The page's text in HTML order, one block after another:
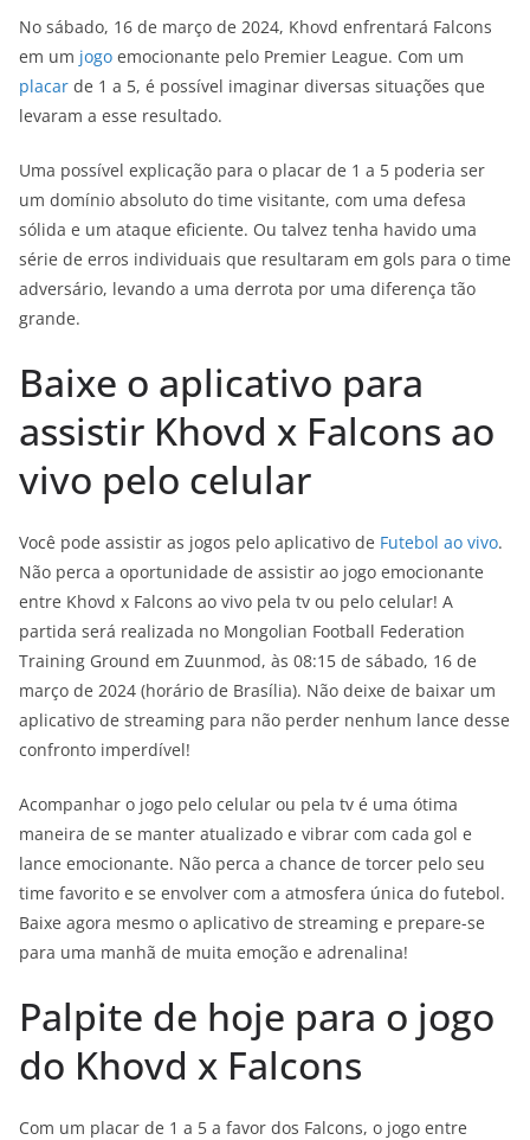
No sábado, 16 de março de 2024, Khovd enfrentará Falcons
em um jogo emocionante pelo Premier League. Com um
placar de 1 a 5, é possível imaginar diversas situações que
levaram a esse resultado.
Uma possível explicação para o placar de 1 a 5 poderia ser
um domínio absoluto do time visitante, com uma defesa
sólida e um ataque eficiente. Ou talvez tenha havido uma
série de erros individuais que resultaram em gols para o time
adversário, levando a uma derrota por uma diferença tão
grande.
Baixe o aplicativo para
assistir Khovd x Falcons ao
vivo pelo celular
Você pode assistir as jogos pelo aplicativo de Futebol ao vivo.
Não perca a oportunidade de assistir ao jogo emocionante
entre Khovd x Falcons ao vivo pela tv ou pelo celular! A
partida será realizada no Mongolian Football Federation
Training Ground em Zuunmod, às 08:15 de sábado, 16 de
março de 2024 (horário de Brasília). Não deixe de baixar um
aplicativo de streaming para não perder nenhum lance desse
confronto imperdível!
Acompanhar o jogo pelo celular ou pela tv é uma ótima
maneira de se manter atualizado e vibrar com cada gol e
lance emocionante. Não perca a chance de torcer pelo seu
time favorito e se envolver com a atmosfera única do futebol.
Baixe agora mesmo o aplicativo de streaming e prepare-se
para uma manhã de muita emoção e adrenalina!
Palpite de hoje para o jogo
do Khovd x Falcons
Com um placar de 1 a 5 a favor dos Falcons, o jogo entre